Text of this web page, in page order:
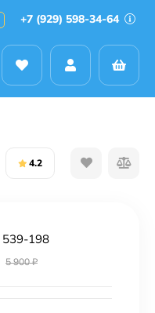
+7 (929) 598-34-64
4.2
539-198
5 900₽